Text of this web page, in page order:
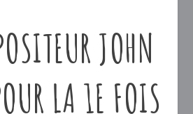
JOHN
LA 1E FOIS